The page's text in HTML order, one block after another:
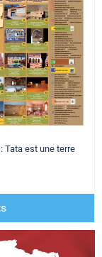
Tata est une terre